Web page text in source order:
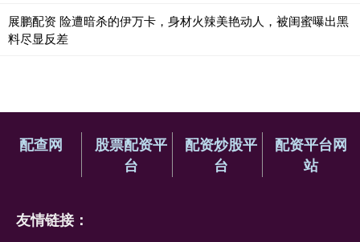
展鹏配资 险遭暗杀的伊万卡，身材火辣美艳动人，被闺蜜曝出黑
料尽显反差
配查网
股票配资平
台
配资炒股平
台
配资平台网
站
友情链接：